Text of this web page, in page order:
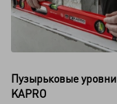
Пузырьковые уровни
KAPRO